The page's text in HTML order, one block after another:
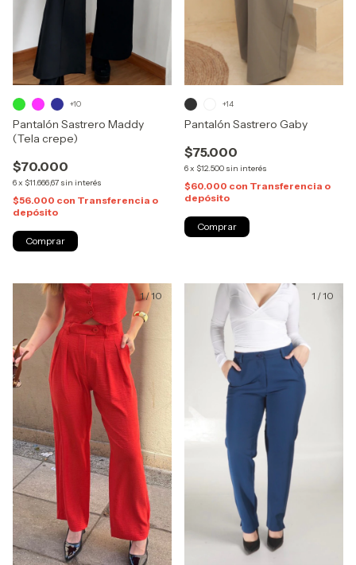
Pantalón Sastrero Maddy
(Tela crepe)
$70.000
6x $11.666,67 sin interés
$56.000 con Transferencia o
depósito
+10
Comprar
Pantalón Sastrero Gaby
$75.000
6x $12.500 sin interés
$60.000 con Transferencia o
depósito
+14
Comprar
1/10 1 /10